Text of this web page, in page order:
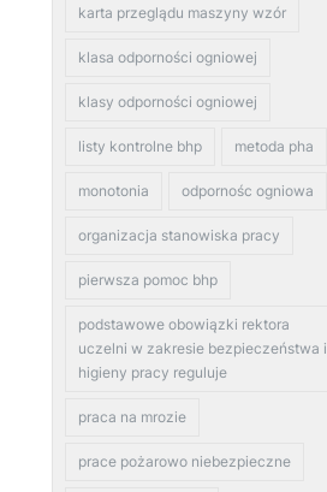
karta przeglądu maszyny wzór
klasa odporności ogniowej
klasy odporności ogniowej
listy kontrolne bhp metoda pha
monotonia odpornośc ogniowa
organizacja stanowiska pracy
pierwsza pomoc bhp
podstawowe obowiązki rektora
uczelni w zakresie bezpieczeństwa i
higieny pracy reguluje
praca na mrozie
prace pożarowo niebezpieczne